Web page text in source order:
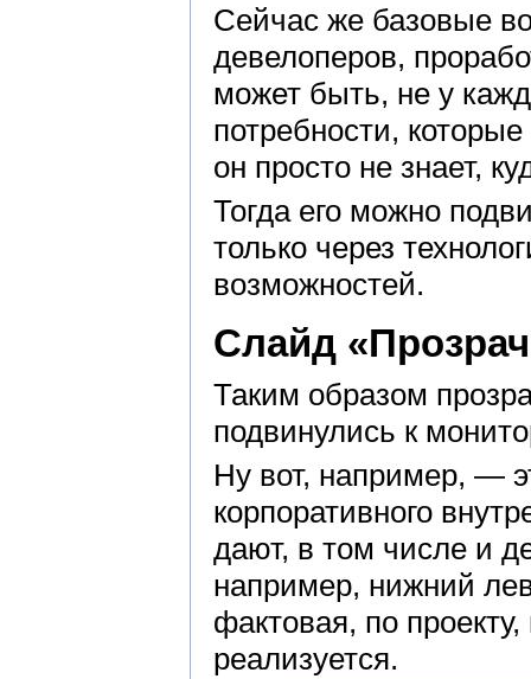
Сейчас же базовые
девелоперов,
может быть, не у
потребности,
он просто не знает,
Тогда его можно
только через
возможностей.
Слайд
Таким образом
подвинулись к
Ну вот, например, —
корпоративного
дают, в том числе и
например, нижний
фактовая, по
реализуется.